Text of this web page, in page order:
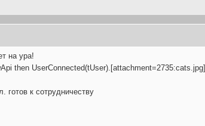
на ура!
then UserConnected(tUser).[attachment=2735:cats.jpg]
готов к сотрудничеству